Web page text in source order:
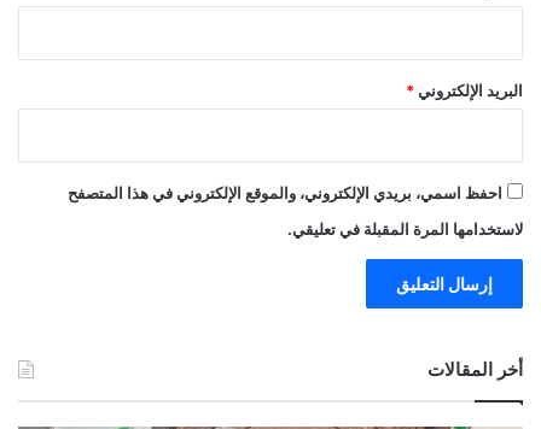
البريد الإلكتروني *
احفظ اسمي، بريدي الإلكتروني، والموقع الإلكتروني في هذا المتصفح
لاستخدامها المرة المقبلة في تعليقي.
أخر المقالات